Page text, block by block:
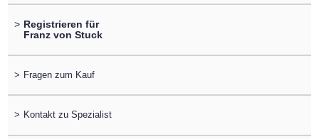
> Registrieren für
Franz von Stuck
> Fragen zum Kauf
> Kontakt zu Spezialist